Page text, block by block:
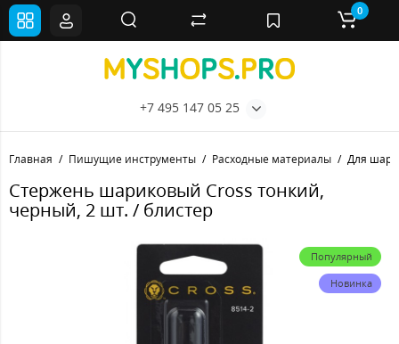
+7 495 147 05 25
0
Главная Пишущие инструменты Расходные материалы Для
Стержень шариковый Cross тонкий,
черный, 2 шт. / блистер
Популярный
Новинка